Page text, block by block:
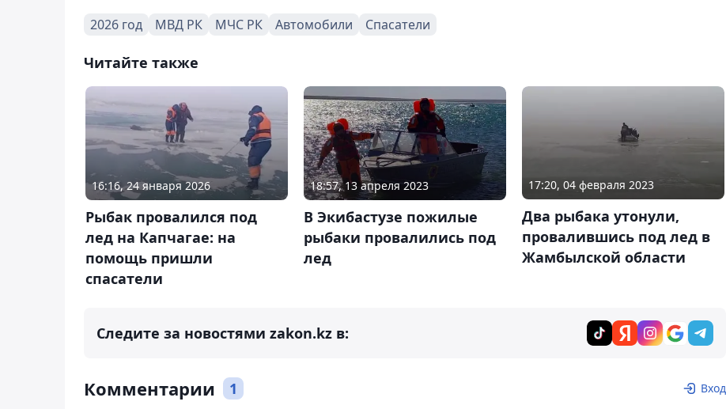
2026 год МВД РК МЧС РК Автомобили Спасатели
Читайте также
16:16, 24 января 2026
Рыбак провалился под
лед на Капчагае: на
помощь пришли
спасатели
18:57, 13 апреля 2023
В Экибастузе пожилые
рыбаки провалились под
лед
17:20, 04 февраля 2023
Два рыбака утонули,
провалившись под лед в
Жамбылской области
Следите за новостями zakon.kz в:
Комментарии 1 Вход